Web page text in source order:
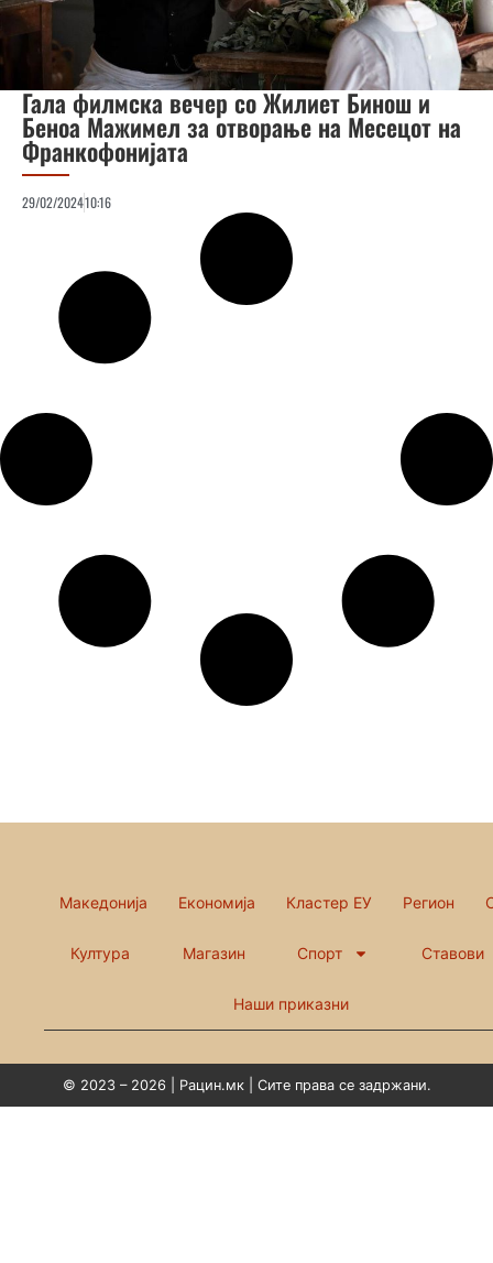
Гала филмска вечер со Жилиет Бинош и
Беноа Мажимел за отворање на Месецот на
Франкофонијата
29/02/202410:16
Македонија Економија Кластер ЕУ Регион
Култура Магазин Спорт Ставови
Наши приказни
© 2023 – 2026 | Рацин.мк | Сите права се задржани.